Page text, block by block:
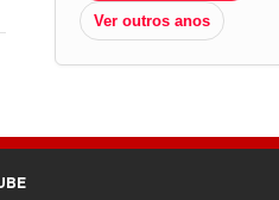
Ver outros anos